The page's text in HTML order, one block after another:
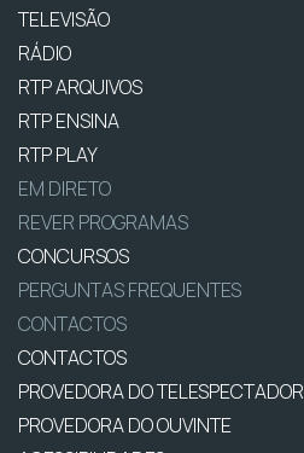
TELEVISÃO
RÁDIO
RTP ARQUIVOS
RTP ENSINA
RTP PLAY
EM DIRETO
REVER PROGRAMAS
CONCURSOS
PERGUNTAS FREQUENTES
CONTACTOS
CONTACTOS
PROVEDORA DO TELESPECTADOR
PROVEDORA DO OUVINTE